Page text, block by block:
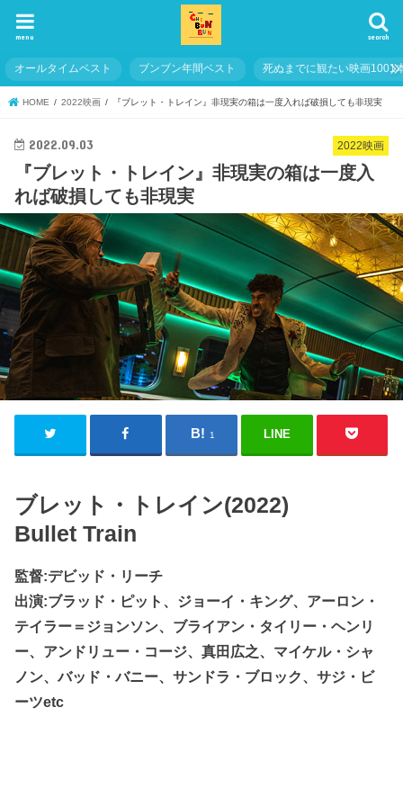
search
menu
オールタイムベスト ブンブン年間ベスト 死ぬまでに観たい映画1001
HOME 2022映画 『ブレット・トレイン』非現実の箱は一度入れば破損しても非現実
2022映画
2022.09.03
『ブレット・トレイン』非現実の箱は一度入
れば破損しても非現実
1 LINE
ブレット・トレイン(2022)
Bullet Train
監督:デビッド・リーチ
出演:ブラッド・ピット、ジョーイ・キング、アーロン・
テイラー＝ジョンソン、ブライアン・タイリー・ヘンリ
ー、アンドリュー・コージ、真田広之、マイケル・シャ
ノン、バッド・バニー、サンドラ・ブロック、サジ・ビ
ーツetc